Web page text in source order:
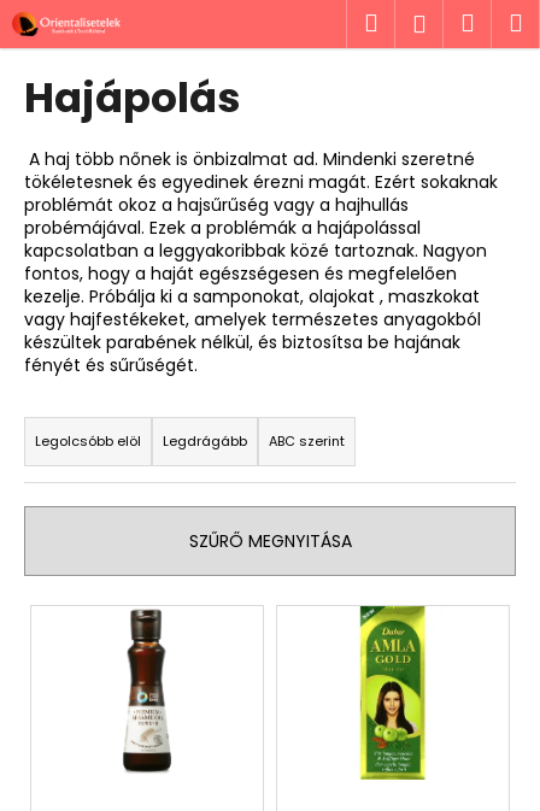
Ugrás
fő
tartalomhoz
Keresés
Hajápolás
A haj több nőnek is önbizalmat ad. Mindenki szeretné
tökéletesnek és egyedinek érezni magát. Ezért sokaknak
problémát okoz a hajsűrűség vagy a hajhullás
probémájával. Ezek a problémák a hajápolással
kapcsolatban a leggyakoribbak közé tartoznak. Nagyon
fontos, hogy a haját egészségesen és megfelelően
kezelje. Próbálja ki a samponokat, olajokat , maszkokat
vagy hajfestékeket, amelyek természetes anyagokból
készültek parabének nélkül, és biztosítsa be hajának
fényét és sűrűségét.
T
e
r
m
k
e
Legolcsóbb elöl Legdrágább ABC szerint
SZŰRŐ MEGNYITÁSA
T
K
o
i
t
k
e
r
e
s
?
KERESÉS